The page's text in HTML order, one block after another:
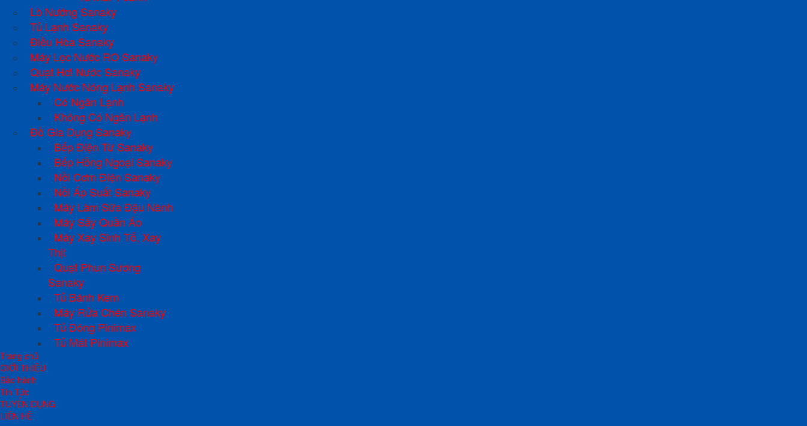
Lò Nướng Sanaky
Tủ Lạnh Sanaky
Điều Hòa Sanaky
Máy Lọc Nước RO Sanaky
Quạt Hơi Nước Sanaky
Máy Nước Nóng Lạnh Sanaky
Có Ngăn Lạnh
Không Có Ngăn Lạnh
Đồ Gia Dụng Sanaky
Bếp Điện Từ Sanaky
Bếp Hồng Ngoại Sanaky
Nồi Cơm Điện Sanaky
Nồi Áp Suất Sanaky
Máy Làm Sữa Đậu Nành
Máy Sấy Quần Áo
Máy Xay Sinh Tố, Xay
Thịt
Quạt Phun Sương
Sanaky
Tủ Bánh Kem
Máy Rửa Chén Sanaky
Tủ Đông Pinimax
Tủ Mát Pinimax
Trang chủ
GIỚI THIỆU
Bảo hành
Tin Tức
TUYỂN DỤNG
LIÊN HỆ